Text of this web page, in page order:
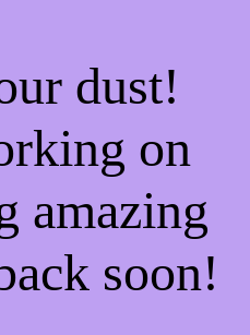
dust!
on
amazing
soon!